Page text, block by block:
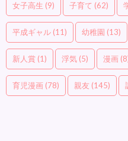
女子高生 (9) 子育て (62)
平成ギャル (11) 幼稚園 (13)
新人賞 (1) 浮気 (5) 漫画
育児漫画 (78) 親友 (145)